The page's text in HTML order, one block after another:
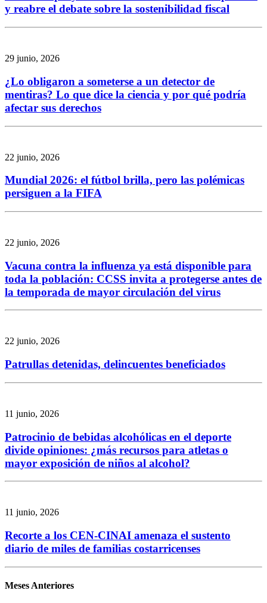
y reabre el debate sobre la sostenibilidad fiscal
29 junio, 2026
¿Lo obligaron a someterse a un detector de
mentiras? Lo que dice la ciencia y por qué podría
afectar sus derechos
22 junio, 2026
Mundial 2026: el fútbol brilla, pero las polémicas
persiguen a la FIFA
22 junio, 2026
Vacuna contra la influenza ya está disponible para
toda la población: CCSS invita a protegerse antes de
la temporada de mayor circulación del virus
22 junio, 2026
Patrullas detenidas, delincuentes beneficiados
11 junio, 2026
Patrocinio de bebidas alcohólicas en el deporte
divide opiniones: ¿más recursos para atletas o
mayor exposición de niños al alcohol?
11 junio, 2026
Recorte a los CEN-CINAI amenaza el sustento
diario de miles de familias costarricenses
Meses Anteriores